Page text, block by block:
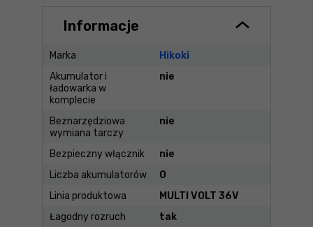
Informacje
Marka
Hikoki
Akumulator i
ładowarka w
komplecie
nie
Beznarzędziowa
wymiana tarczy
nie
Bezpieczny włącznik
nie
Liczba akumulatorów
0
Linia produktowa
MULTI VOLT 36V
Łagodny rozruch
tak